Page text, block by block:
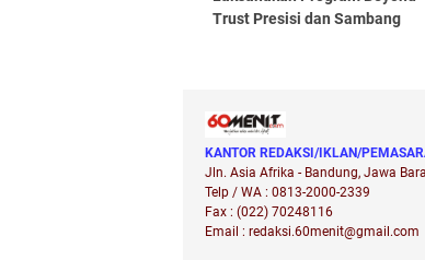
Trust Presisi dan Sambang
KANTOR REDAKSI/IKLAN/
Jln. Asia Afrika - Bandung, Jawa
Telp / WA : 0813-2000-2339
Fax : (022) 70248116
Email : redaksi.60menit@gmail.com